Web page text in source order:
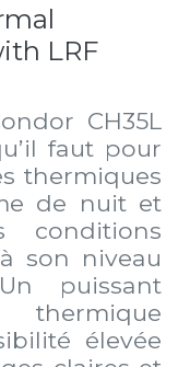
LRF
CH35L
faut pour
thermiques
de nuit et
son niveau
puissant
thermique
élevée